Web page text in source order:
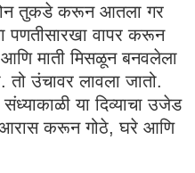
तुकडे करून आतला गर
पणतीसारखा वापर करून
आणि माती मिसळून बनवलेला
तो उंचावर लावला जातो.
या दिव्याचा उजेड
आरास करून गोठे, घरे आणि